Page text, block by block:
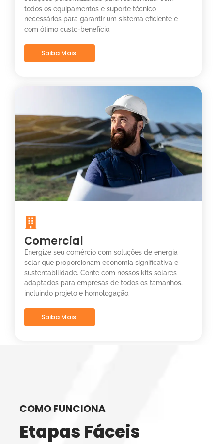
todos os equipamentos e suporte técnico
necessários para garantir um sistema eficiente e
com ótimo custo-benefício.
Saiba Mais!
Comercial
Energize seu comércio com soluções de energia
solar que proporcionam economia significativa e
sustentabilidade. Conte com nossos kits solares
adaptados para empresas de todos os tamanhos,
incluindo projeto e homologação.
Saiba Mais!
COMO FUNCIONA
Etapas Fáceis